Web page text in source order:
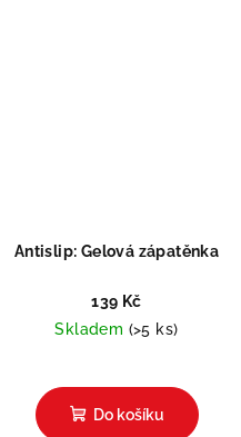
46
Antislip: Gelová zápatěnka
139 Kč
Skladem (>5 ks)
Do košíku